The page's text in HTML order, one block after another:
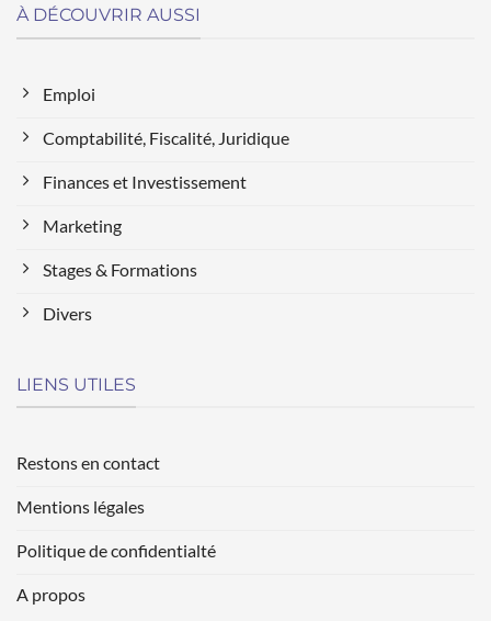
À DÉCOUVRIR AUSSI
Emploi
Comptabilité, Fiscalité, Juridique
Finances et Investissement
Marketing
Stages & Formations
Divers
LIENS UTILES
Restons en contact
Mentions légales
Politique de confidentialté
A propos